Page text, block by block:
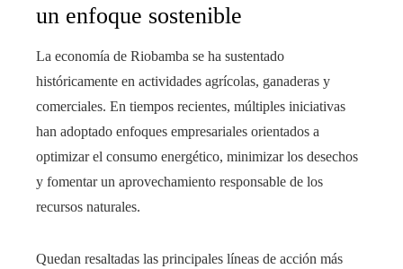
un enfoque sostenible
La economía de Riobamba se ha sustentado
históricamente en actividades agrícolas, ganaderas y
comerciales. En tiempos recientes, múltiples iniciativas
han adoptado enfoques empresariales orientados a
optimizar el consumo energético, minimizar los desechos
y fomentar un aprovechamiento responsable de los
recursos naturales.
Quedan resaltadas las principales líneas de acción más